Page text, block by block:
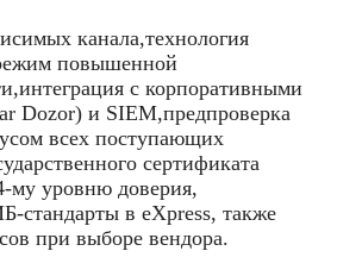
канала,технология
повышенной
с корпоративными
Dozor) и SIEM,предпроверка
всех поступающих
сертификата
уровню доверия,
стандарты в eXpress, также
при выборе вендора.